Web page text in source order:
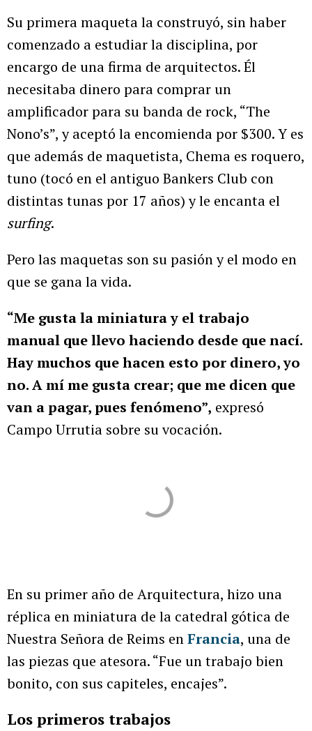
Su primera maqueta la construyó, sin haber
comenzado a estudiar la disciplina, por
encargo de una firma de arquitectos. Él
necesitaba dinero para comprar un
amplificador para su banda de rock, “The
Nono’s”, y aceptó la encomienda por $300. Y es
que además de maquetista, Chema es roquero,
tuno (tocó en el antiguo Bankers Club con
distintas tunas por 17 años) y le encanta el
surfing.
Pero las maquetas son su pasión y el modo en
que se gana la vida.
“Me gusta la miniatura y el trabajo
manual que llevo haciendo desde que nací.
Hay muchos que hacen esto por dinero, yo
no. A mí me gusta crear; que me dicen que
van a pagar, pues fenómeno”, expresó
Campo Urrutia sobre su vocación.
En su primer año de Arquitectura, hizo una
réplica en miniatura de la catedral gótica de
Nuestra Señora de Reims enFrancia, una de
las piezas que atesora. “Fue un trabajo bien
bonito, con sus capiteles, encajes”.
Los primeros trabajos